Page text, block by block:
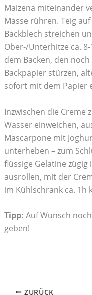
Maizena miteinander
Masse rühren. Teig
Backblech streichen
Ober-/Unterhitze ca.
dem Backen, den
Backpapier stürzen,
sofort mit dem Papier
Inzwischen die Creme
Wasser einweichen,
Mascarpone mit
unterheben – zum
flüssige Gelatine
ausrollen, mit der
im Kühlschrank ca. 1h
Tipp: Auf Wunsch
geben!
ZURÜCK